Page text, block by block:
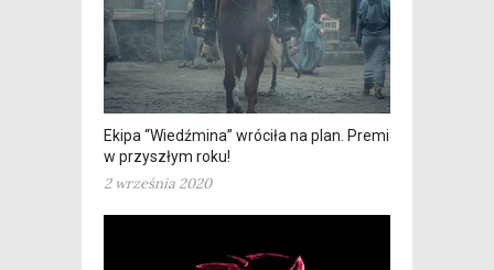
Ekipa “Wiedźmina” wróciła na plan. Premiera
w przyszłym roku!
2 września 2020